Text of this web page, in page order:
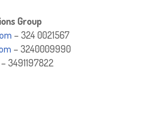
Group
– 324 0021567
– 3240009990
– 3491197822